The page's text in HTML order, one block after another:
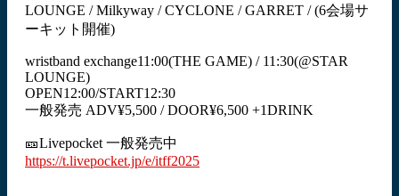
LOUNGE / Milkyway / CYCLONE / GARRET / (6会場サ
ーキット開催)
wristband exchange11:00(THE GAME) / 11:30(@STAR
LOUNGE)
OPEN12:00/START12:30
一般発売 ADV¥5,500 / DOOR¥6,500 +1DRINK
🎫Livepocket 一般発売中
https://t.livepocket.jp/e/itff2025